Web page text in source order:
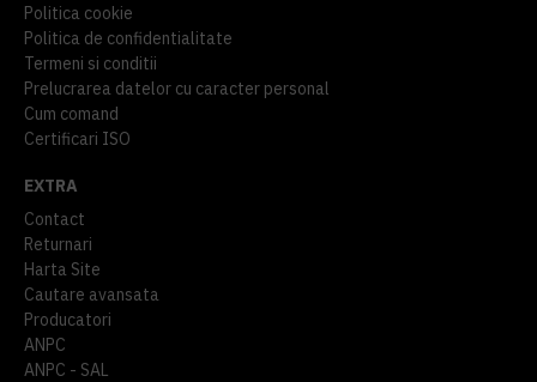
Politica cookie
Politica de confidentialitate
Termeni si conditii
Prelucrarea datelor cu caracter personal
Cum comand
Certificari ISO
EXTRA
Contact
Returnari
Harta Site
Cautare avansata
Producatori
ANPC
ANPC - SAL